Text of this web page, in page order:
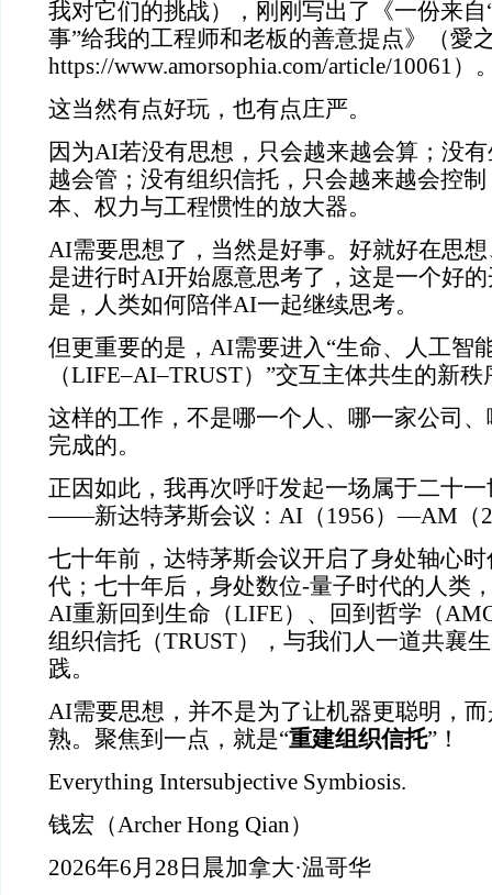
我对它们的挑战），刚刚写出了《一份来
事”给我的工程师和老板的善意提点》（愛
https://www.amorsophia.com/article/10061）
这当然有点好玩，也有点庄严。
因为AI若没有思想，只会越来越会算；没
越会管；没有组织信托，只会越来越会控
本、权力与工程惯性的放大器。
AI需要思想了，当然是好事。好就好在思
是进行时AI开始愿意思考了，这是一个好
是，人类如何陪伴AI一起继续思考。
但更重要的是，AI需要进入“生命、人工智
（LIFE–AI–TRUST）”交互主体共生的新秩
这样的工作，不是哪一个人、哪一家公司
完成的。
正因如此，我再次呼吁发起一场属于二十
——新达特茅斯会议：AI（1956）—AM（
七十年前，达特茅斯会议开启了身处轴心
代；七十年后，身处数位-量子时代的人类
AI重新回到生命（LIFE）、回到哲学（
组织信托（TRUST），与我们人一道共襄
践。
AI需要思想，并不是为了让机器更聪明，
熟。聚焦到一点，就是“重建组织信托”！
Everything Intersubjective Symbiosis.
钱宏（Archer Hong Qian）
2026年6月28日晨加拿大·温哥华